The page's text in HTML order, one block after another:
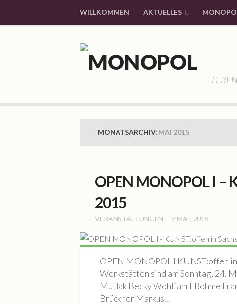
WILLKOMMEN AKTUELLES
MONATSARCHIV: MAI 2015
OPEN MONOPOL I –
2015
VERANSTALTUNGEN 9 MAI, 2015
OPEN MONOPOL I KUNST:offen
Werkstätten sind am Sonntag, 24.
Mutlak Becky Wohlfahrt Böhme
Brückner Markus...